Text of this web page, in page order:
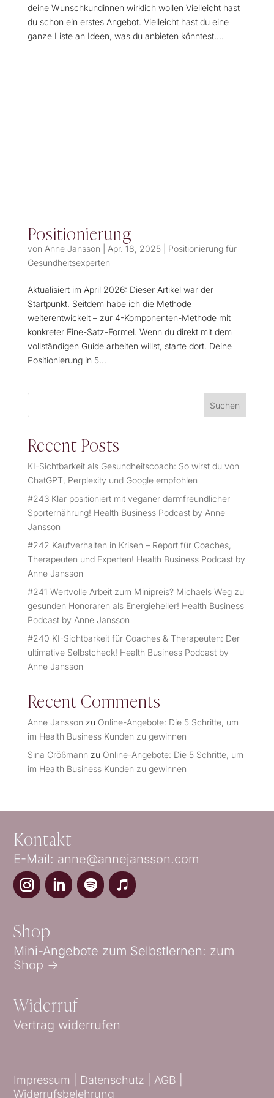
deine Wunschkundinnen wirklich wollen Vielleicht hast
du schon ein erstes Angebot. Vielleicht hast du eine
ganze Liste an Ideen, was du anbieten könntest....
Positionierung
von Anne Jansson Apr. 18, 2025| Positionierung für
Gesundheitsexperten
Aktualisiert im April 2026: Dieser Artikel war der
Startpunkt. Seitdem habe ich die Methode
weiterentwickelt – zur 4-Komponenten-Methode mit
konkreter Eine-Satz-Formel. Wenn du direkt mit dem
vollständigen Guide arbeiten willst, starte dort. Deine
Positionierung in 5...
Suchen
Recent Posts
KI-Sichtbarkeit als Gesundheitscoach: So wirst du von
ChatGPT, Perplexity und Google empfohlen
#243 Klar positioniert mit veganer darmfreundlicher
Sporternährung! Health Business Podcast by Anne
Jansson
#242 Kaufverhalten in Krisen – Report für Coaches,
Therapeuten und Experten! Health Business Podcast by
Anne Jansson
#241 Wertvolle Arbeit zum Minipreis? Michaels Weg zu
gesunden Honoraren als Energieheiler! Health Business
Podcast by Anne Jansson
#240 KI-Sichtbarkeit für Coaches & Therapeuten: Der
ultimative Selbstcheck! Health Business Podcast by
Anne Jansson
Recent Comments
Anne Jansson zu Online-Angebote: Die 5 Schritte, um
im Health Business Kunden zu gewinnen
Sina Crößmann zu Online-Angebote: Die 5 Schritte, um
im Health Business Kunden zu gewinnen
Kontakt
E-Mail: anne@annejansson.com
Shop
Mini-Angebote zum Selbstlernen: zum
Shop ->
Widerruf
Vertrag widerrufen
Impressum | Datenschutz | AGB
Widerrufsbelehrung